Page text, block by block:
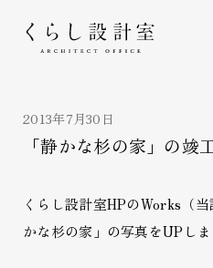
2013年7月30日
「静かな杉の家」の竣
くらし設計室HPのWorks（
かな杉の家」の写真をUPしま